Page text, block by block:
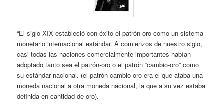
“El siglo XIX estableció con éxito el patrón-oro como un sistema
monetario internacional estándar. A comienzos de nuestro siglo,
casi todas las naciones comercialmente importantes habían
adoptado tanto sea el patrón-oro o el patrón “cambio-oro” como
su estándar nacional. (el patrón cambio-oro era el que ataba una
moneda nacional a otra moneda nacional, la que a su vez estaba
definida en cantidad de oro).